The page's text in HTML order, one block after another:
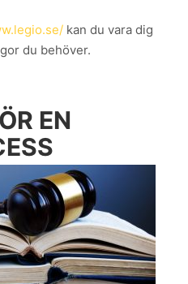
kan du vara dig
du behöver.
EN